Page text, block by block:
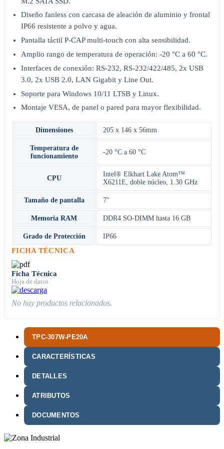
TPC-307W-PE20A
CARACTERÍSTICAS
DETALLES
ATRIBUTOS
DOCUMENTOS
Diseño fanless con carcasa de aleación de aluminio y frontal
IP66 resistente a polvo y agua.
Pantalla táctil P-CAP multi-touch con alta sensibilidad.
Amplio rango de temperatura de operación: -20 °C a 60 °C.
Interfaces de conexión: RS-232, RS-232/422/485, 2x USB
3.0, 2x USB 2.0, LAN Gigabit y Line Out.
Soporte para Windows 10/11 LTSB y Linux.
Montaje VESA, de panel o pared para mayor flexibilidad.
Dimensiones 205 x 146 x 56mm
Temperatura de
funcionamiento
-20 °C a 60 °C
CPU
Intel® Elkhart Lake Atom™
X6211E, doble núcleo, 1.30 GHz
Tamaño de pantalla 7"
Memoria RAM DDR4 SO-DIMM hasta 16 GB
Grado de Protección IP66
FICHA TÉCNICA
Ficha Técnica
Hoja de datos
No hay productos relacionados.